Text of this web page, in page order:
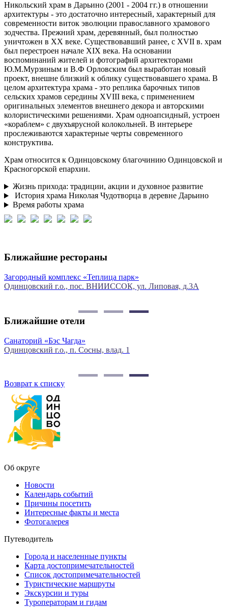
Никольский храм в Дарьино (2001 - 2004 гг.) в отношении
архитектуры - это достаточно интересный, характерный для
современности виток эволюции православного храмового
зодчества. Прежний храм, деревянный, был полностью
уничтожен в ХХ веке. Существовавший ранее, с ХVII в. храм
был перестроен начале ХIХ века. На основании
воспоминаний жителей и фотографий архитекторами
Ю.М.Мурзиным и В.Ф Орловским был выработан новый
проект, внешне близкий к облику существовавшего храма. В
целом архитектура храма - это реплика барочных типов
сельских храмов середины ХVIII века, с применением
оригинальных элементов внешнего декора и авторскими
колористическими решениями. Храм одноапсидный, устроен
«кораблем» с двухъярусной колокольней. В интерьере
прослеживаются характерные черты современного
конструктива.
Храм относится к Одинцовскому благочинию Одинцовской и
Красногорской епархии.
Жизнь прихода: традиции, акции и духовное развитие
История храма Николая Чудотворца в деревне Дарьино
Время работы храма
Ближайшие рестораны
Загородный комплекс «Теплица парк»
Одинцовский г.о., пос. ВНИИССОК, ул. Липовая, д.3А
Ближайшие отели
Санаторий «Бэс Чагда»
Одинцовский г.о., п. Сосны, влад. 1
Возврат к списку
Об округе
Новости
Календарь событий
Причины посетить
Интересные факты и места
Фотогалерея
Путеводитель
Города и населенные пункты
Карта достопримечательностей
Список достопримечательностей
Туристические маршруты
Экскурсии и туры
Туроператорам и гидам